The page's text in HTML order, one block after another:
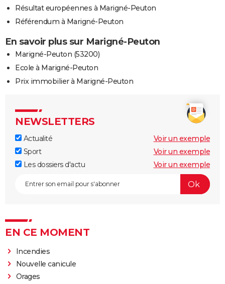
Résultat européennes à Marigné-Peuton
Référendum à Marigné-Peuton
En savoir plus sur Marigné-Peuton
Marigné-Peuton (53200)
Ecole à Marigné-Peuton
Prix immobilier à Marigné-Peuton
NEWSLETTERS
Actualité
Voir un exemple
Sport
Voir un exemple
Les dossiers d'actu
Voir un exemple
EN CE MOMENT
Incendies
Nouvelle canicule
Orages